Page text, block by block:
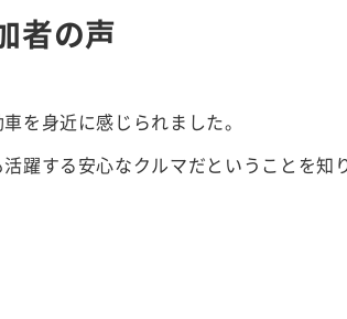
者の声
を身近に感じられました。
躍する安心なクルマだということを知